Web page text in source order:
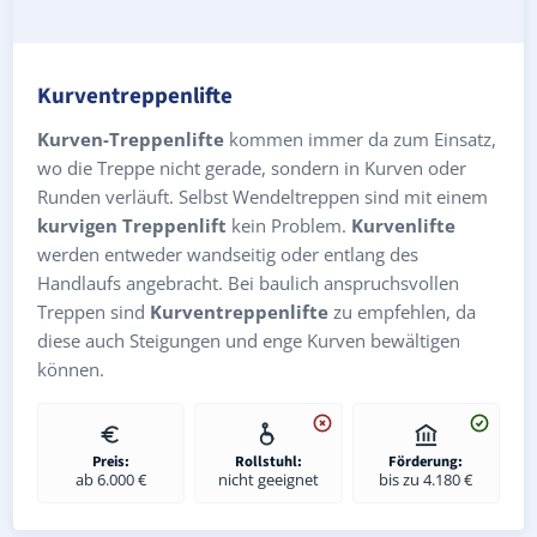
Kurventreppenlifte
Kurven-Treppenlifte kommen immer da zum Einsatz,
wo die Treppe nicht gerade, sondern in Kurven oder
Runden verläuft. Selbst Wendeltreppen sind mit einem
kurvigen Treppenlift kein Problem. Kurvenlifte
werden entweder wandseitig oder entlang des
Handlaufs angebracht. Bei baulich anspruchsvollen
Treppen sind Kurventreppenlifte zu empfehlen, da
diese auch Steigungen und enge Kurven bewältigen
können.
Preis:
ab 6.000 €
Rollstuhl:
nicht geeignet
Förderung:
bis zu 4.180 €